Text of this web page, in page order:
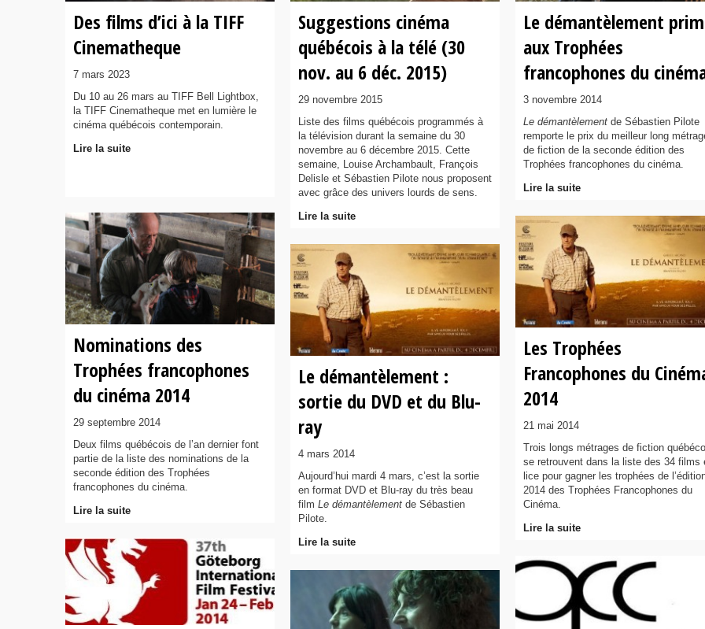
Des films d’ici à la TIFF
Cinematheque
7 mars 2023
Du 10 au 26 mars au TIFF Bell Lightbox,
la TIFF Cinematheque met en lumière le
cinéma québécois contemporain.
Lire la suite
Suggestions cinéma
québécois à la télé (30
nov. au 6 déc. 2015)
29 novembre 2015
Liste des films québécois programmés à
la télévision durant la semaine du 30
novembre au 6 décembre 2015. Cette
semaine, Louise Archambault, François
Delisle et Sébastien Pilote nous proposent
avec grâce des univers lourds de sens.
Lire la suite
Le démantèlement
aux Trophées
francophones du
3 novembre 2014
Le démantèlement de Sébastien Pilote
remporte le prix du meilleur long
de fiction de la seconde édition des
Trophées francophones du cinéma.
Lire la suite
Nominations des
Trophées francophones
du cinéma 2014
29 septembre 2014
Deux films québécois de l’an dernier font
partie de la liste des nominations de la
seconde édition des Trophées
francophones du cinéma.
Lire la suite
Les Trophées
Francophones du
2014
21 mai 2014
Trois longs métrages de fiction
se retrouvent dans la liste des 34 films
lice pour gagner les trophées de
2014 des Trophées Francophones du
Cinéma.
Lire la suite
Le démantèlement :
sortie du DVD et du Blu-
ray
4 mars 2014
Aujourd’hui mardi 4 mars, c’est la sortie
en format DVD et Blu-ray du très beau
film Le démantèlement de Sébastien
Pilote.
Lire la suite